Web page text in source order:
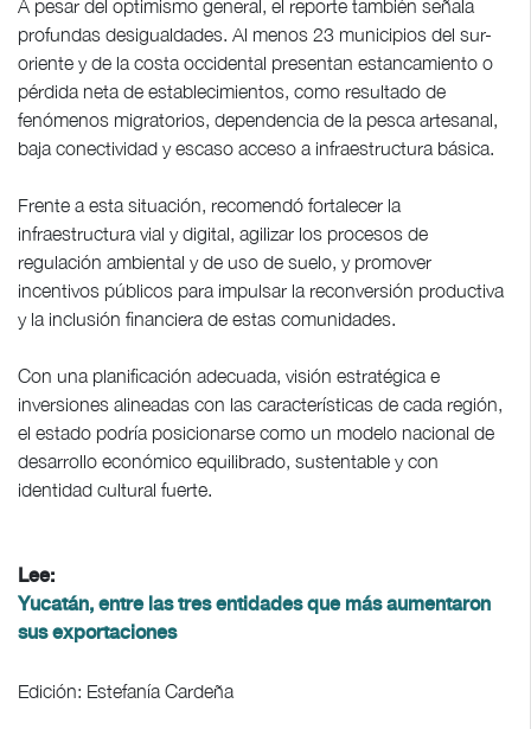
A pesar del optimismo general, el reporte también señala
profundas desigualdades. Al menos 23 municipios del sur-
oriente y de la costa occidental presentan estancamiento o
pérdida neta de establecimientos, como resultado de
fenómenos migratorios, dependencia de la pesca artesanal,
baja conectividad y escaso acceso a infraestructura básica.
Frente a esta situación, recomendó fortalecer la
infraestructura vial y digital, agilizar los procesos de
regulación ambiental y de uso de suelo, y promover
incentivos públicos para impulsar la reconversión productiva
y la inclusión financiera de estas comunidades.
Con una planificación adecuada, visión estratégica e
inversiones alineadas con las características de cada región,
el estado podría posicionarse como un modelo nacional de
desarrollo económico equilibrado, sustentable y con
identidad cultural fuerte.
Lee:
Yucatán, entre las tres entidades que más aumentaron
sus exportaciones
Edición: Estefanía Cardeña